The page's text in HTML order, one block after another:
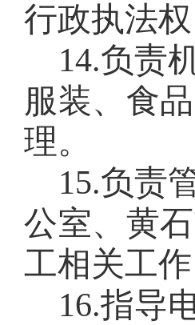
行政执法权
14.负责
服装、食
理。
15.负责
公室、黄
工相关工作
16.指导